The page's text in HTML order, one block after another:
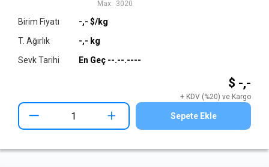
Max: 3020
$ -,-
+ KDV (%20) ve Kargo
Birim Fiyatı
T. Ağırlık
Sevk Tarihi
-,- $/kg
-,- kg
En Geç --.--.----
+ Sepete Ekle